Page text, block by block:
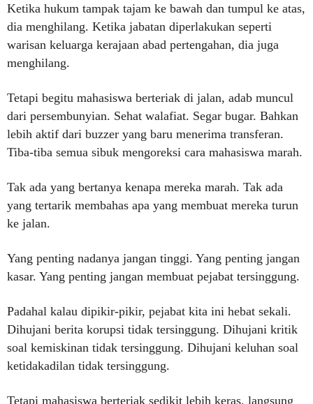
Ketika hukum tampak tajam ke bawah dan tumpul ke atas,
dia menghilang. Ketika jabatan diperlakukan seperti
warisan keluarga kerajaan abad pertengahan, dia juga
menghilang.
Tetapi begitu mahasiswa berteriak di jalan, adab muncul
dari persembunyian. Sehat walafiat. Segar bugar. Bahkan
lebih aktif dari buzzer yang baru menerima transferan.
Tiba-tiba semua sibuk mengoreksi cara mahasiswa marah.
Tak ada yang bertanya kenapa mereka marah. Tak ada
yang tertarik membahas apa yang membuat mereka turun
ke jalan.
Yang penting nadanya jangan tinggi. Yang penting jangan
kasar. Yang penting jangan membuat pejabat tersinggung.
Padahal kalau dipikir-pikir, pejabat kita ini hebat sekali.
Dihujani berita korupsi tidak tersinggung. Dihujani kritik
soal kemiskinan tidak tersinggung. Dihujani keluhan soal
ketidakadilan tidak tersinggung.
Tetapi mahasiswa berteriak sedikit lebih keras, langsung